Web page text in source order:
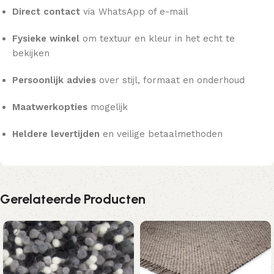
Direct contact via WhatsApp of e-mail
Fysieke winkel om textuur en kleur in het echt te
bekijken
Persoonlijk advies over stijl, formaat en onderhoud
Maatwerkopties mogelijk
Heldere levertijden en veilige betaalmethoden
Gerelateerde Producten